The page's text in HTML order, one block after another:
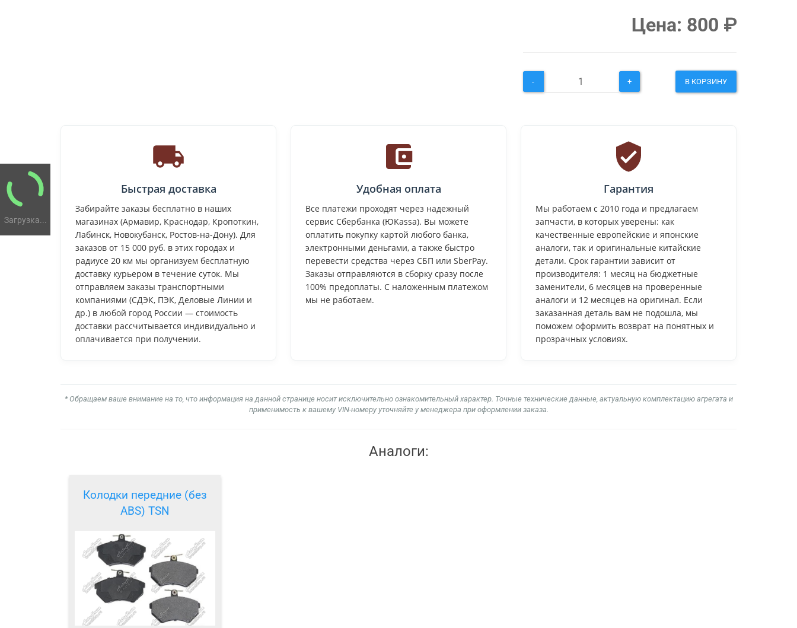
Загрузка...
Цена: 800 ₽
- + В КОРЗИНУ
Быстрая доставка
Забирайте заказы бесплатно в наших
магазинах (Армавир, Краснодар, Кропоткин,
Лабинск, Новокубанск, Ростов-на-Дону). Для
заказов от 15 000 руб. в этих городах и
радиусе 20 км мы организуем бесплатную
доставку курьером в течение суток. Мы
отправляем заказы транспортными
компаниями (СДЭК, ПЭК, Деловые Линии и
др.) в любой город России — стоимость
доставки рассчитывается индивидуально и
оплачивается при получении.
Удобная оплата
Все платежи проходят через надежный
сервис Сбербанка (ЮKassa). Вы можете
оплатить покупку картой любого банка,
электронными деньгами, а также быстро
перевести средства через СБП или SberPay.
Заказы отправляются в сборку сразу после
100% предоплаты. С наложенным платежом
мы не работаем.
Гарантия
Мы работаем с 2010 года и предлагаем
запчасти, в которых уверены: как
качественные европейские и японские
аналоги, так и оригинальные китайские
детали. Срок гарантии зависит от
производителя: 1 месяц на бюджетные
заменители, 6 месяцев на проверенные
аналоги и 12 месяцев на оригинал. Если
заказанная деталь вам не подошла, мы
поможем оформить возврат на понятных и
прозрачных условиях.
* Обращаем ваше внимание на то, что информация на данной странице носит исключительно ознакомительный характер. Точные технические данные, актуальную комплектацию агрегата и
применимость к вашему VIN-номеру уточняйте у менеджера при оформлении заказа.
Аналоги:
Колодки передние (без
ABS) TSN